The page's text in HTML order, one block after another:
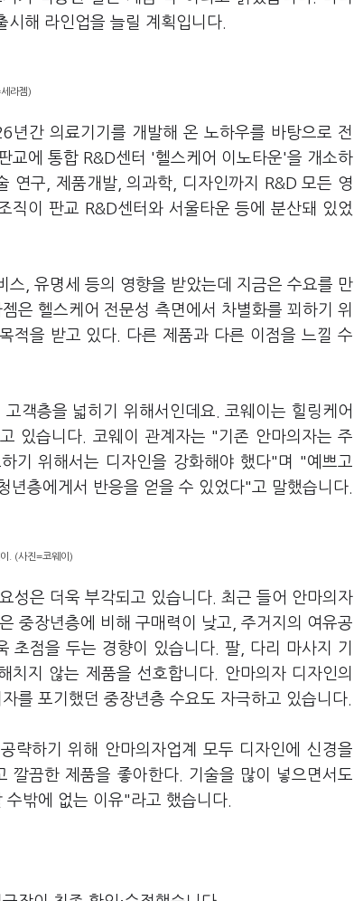
해 라인업을 늘릴 계획입니다.
라젬)
년간 의료기기를 개발해 온 노하우를 바탕으로 전
교에 통합 R&D센터 '헬스케어 이노타운'을 개소하
연구, 제품개발, 의과학, 디자인까지 R&D 모든 영
직이 판교 R&D센터와 서울타운 등에 분산돼 있었
, 유명세 등의 영향을 받았는데 지금은 수요를 만
은 헬스케어 전문성 측면에서 차별화를 꾀하기 위
적을 받고 있다. 다른 제품과 다른 이점을 느낄 수
객층을 넓히기 위해서인데요. 코웨이는 힐링케어
있습니다. 코웨이 관계자는 "기존 안마의자는 주
기 위해서는 디자인을 강화해야 했다"며 "예쁘고
층에게서 반응을 얻을 수 있었다"고 말했습니다.
. (사진=코웨이)
성은 더욱 부각되고 있습니다. 최근 들어 안마의자
중장년층에 비해 구매력이 낮고, 주거지의 여유공
초점을 두는 경향이 있습니다. 팔, 다리 마사지 기
지 않는 제품을 선호합니다. 안마의자 디자인의
를 포기했던 중장년층 수요도 자극하고 있습니다.
략하기 위해 안마의자업계 모두 디자인에 신경을
끔한 제품을 좋아한다. 기술을 많이 넣으면서도
밖에 없는 이유"라고 했습니다.